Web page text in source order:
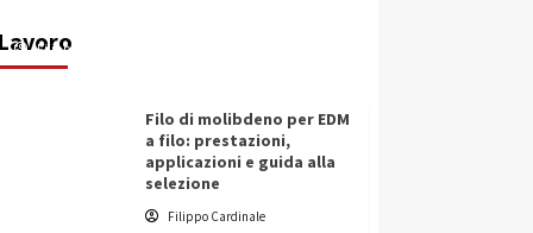
LavoroFilippo Cardinale
Filo di molibdeno per EDM
a filo: prestazioni,
applicazioni e guida alla
selezione
Filippo Cardinale